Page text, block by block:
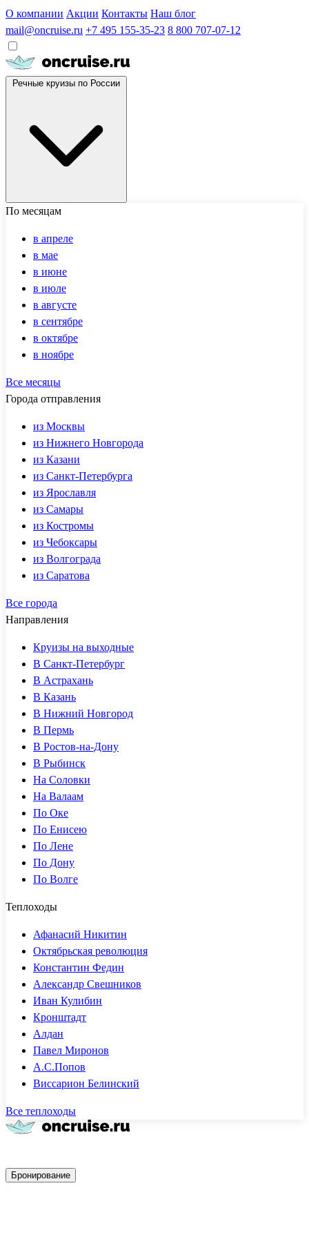
О компании Акции Контакты Наш блог
mail@oncruise.ru +7 495 155-35-23 8 800 707-07-12
По месяцам
в апреле
в мае
в июне
в июле
в августе
в сентябре
в октябре
в ноябре
Все месяцы
Города отправления
из Москвы
из Нижнего Новгорода
из Казани
из Санкт-Петербурга
из Ярославля
из Самары
из Костромы
из Чебоксары
из Волгограда
из Саратова
Все города
Направления
Круизы на выходные
В Санкт-Петербург
В Астрахань
В Казань
В Нижний Новгород
В Пермь
В Ростов-на-Дону
В Рыбинск
На Соловки
На Валаам
По Оке
По Енисею
По Лене
По Дону
По Волге
Теплоходы
Афанасий Никитин
Октябрьская революция
Константин Федин
Александр Свешников
Иван Кулибин
Кронштадт
Алдан
Павел Миронов
А.С.Попов
Виссарион Белинский
Все теплоходы
Бронирование